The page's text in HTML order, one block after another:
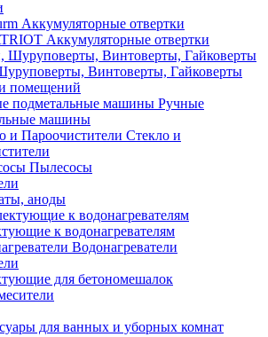
Аккумуляторные отвертки
Аккумуляторные отвертки
Винтоверты, Гайковерты
помещений
Ручные
машины
Стекло и
Пылесосы
аноды
к водонагревателям
Водонагреватели
для бетономешалок